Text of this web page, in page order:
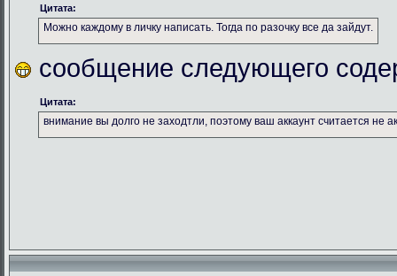
Цитата:
Можно каждому в личку написать. Тогда по разочку все да зайдут.
сообщение следующего
Цитата:
внимание вы долго не заходтли, поэтому ваш аккаунт считается не